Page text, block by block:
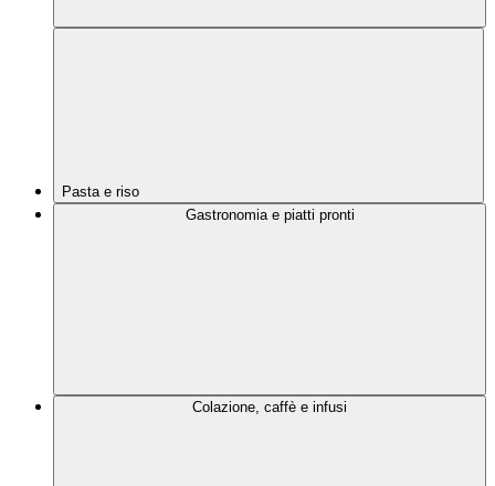
Pasta e riso
Gastronomia e piatti pronti
Colazione, caffè e infusi